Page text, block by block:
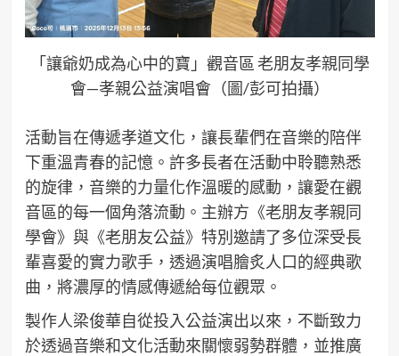
「讓爺奶成為心中的寶」觀音區 老朋友孝親同學
會—孝親公益演唱會（圖/彭可拍攝）
活動旨在傳遞孝道文化，讓長輩們在音樂的陪伴
下重溫青春的記憶。許多長者在活動中聆聽熟悉
的旋律，音樂的力量化作溫暖的感動，讓愛在觀
音區的每一個角落流動。主辦方《老朋友孝親同
學會》與《老朋友公益》特別邀請了多位深受長
輩喜愛的實力歌手，透過演唱膾炙人口的經典歌
曲，將濃厚的情感傳遞給每位觀眾。
製作人梁俊華自從投入公益演出以來，不斷致力
於透過音樂和文化活動來關懷弱勢群體，並推廣